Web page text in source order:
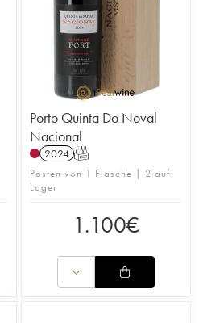
Porto Quinta Do Noval
Nacional
2024 T
Posten von 1 Flasche | 2 auf
Lager
1.100€